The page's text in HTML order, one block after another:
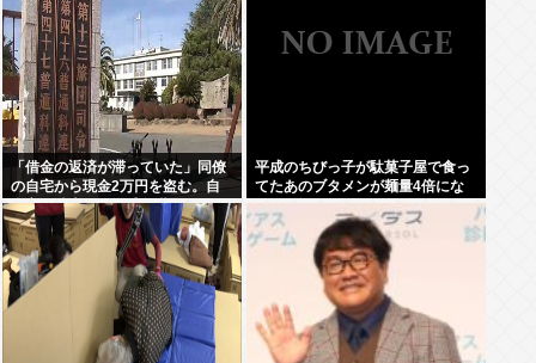
「借金の返済が滞っていた」同僚
の自宅から現金2万円を盗む。自
衛官の陸士長が懲戒免職に
平成のちびっ子が駄菓子屋で食っ
てたあのブタメンが麺量4倍にな
って登場